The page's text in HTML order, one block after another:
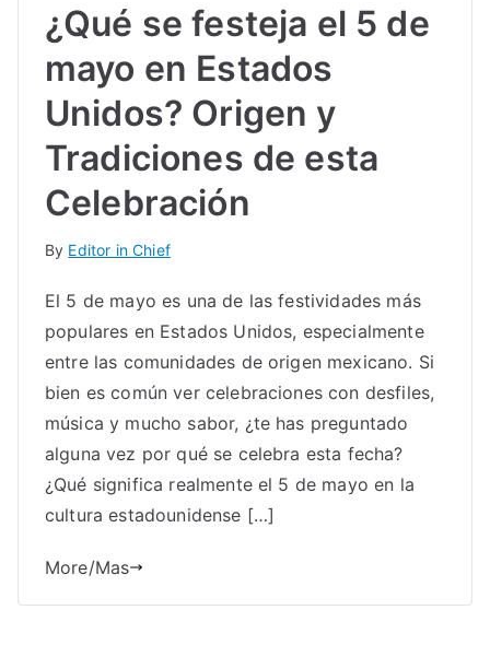
¿Qué se festeja el 5 de
mayo en Estados
Unidos? Origen y
Tradiciones de esta
Celebración
By Editor in Chief
El 5 de mayo es una de las festividades más
populares en Estados Unidos, especialmente
entre las comunidades de origen mexicano. Si
bien es común ver celebraciones con desfiles,
música y mucho sabor, ¿te has preguntado
alguna vez por qué se celebra esta fecha?
¿Qué significa realmente el 5 de mayo en la
cultura estadounidense […]
More/Mas